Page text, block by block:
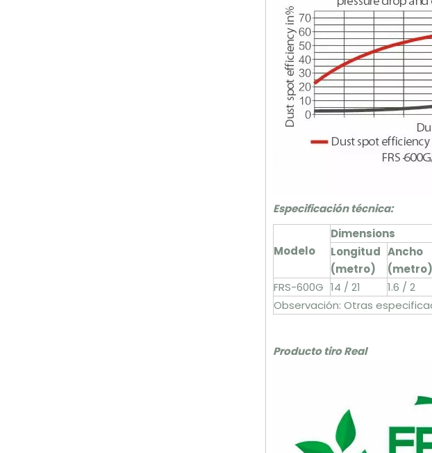
Especificación técnica:
Modelo
Dimensions
Longitud
(metro)
Ancho
(metro)
FRS-600G 14 / 21 1.6 / 2
Observación: Otras
Producto tiro Real